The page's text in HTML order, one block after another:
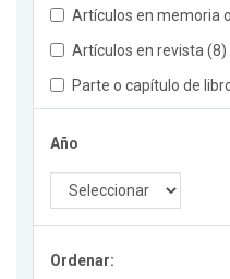
Artículos en memoria
Artículos en revista (8)
Parte o capítulo de
Año
Ordenar: